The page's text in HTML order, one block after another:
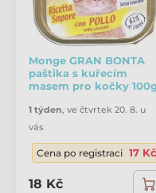
Monge GRAN BONTA
paštika s kuřecím
masem pro kočky 100g
1 týden, ve čtvrtek 20. 8. u
vás
Cena po registraci 17 Kč
18 Kč